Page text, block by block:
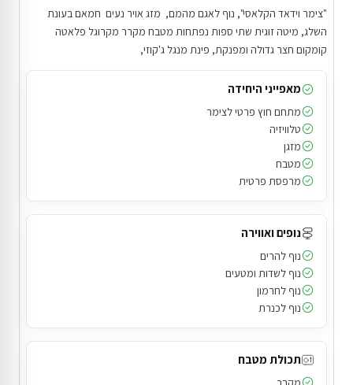
"צימר וידאד הקלאסי", נוף לאגם מהמם, מזג אויר נעים חמאם בעונת
השלג, מיטה זוגית שתי ספות נפתחות מטבח מקרר מקרוגל פלאטה
קומקום חצר גדולה ומפנקת, פינת מנגל ג'קוזי,
מאפייני היחידה
מתחם חוץ פרטי לצימר
טלוויזיה
מזגן
מטבח
מרפסת פרטית
נופים ואווירה
נוף להרים
נוף לשדות ומטעים
נוף לחרמון
נוף לכנרת
תכולת מטבח